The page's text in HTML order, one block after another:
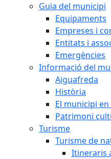
Guia del municipi
Equipaments
Empreses i
Entitats i
Emergències
Informació del
Aiguafreda
Història
El municipi
Patrimoni
Turisme
Turisme de
Itineraris